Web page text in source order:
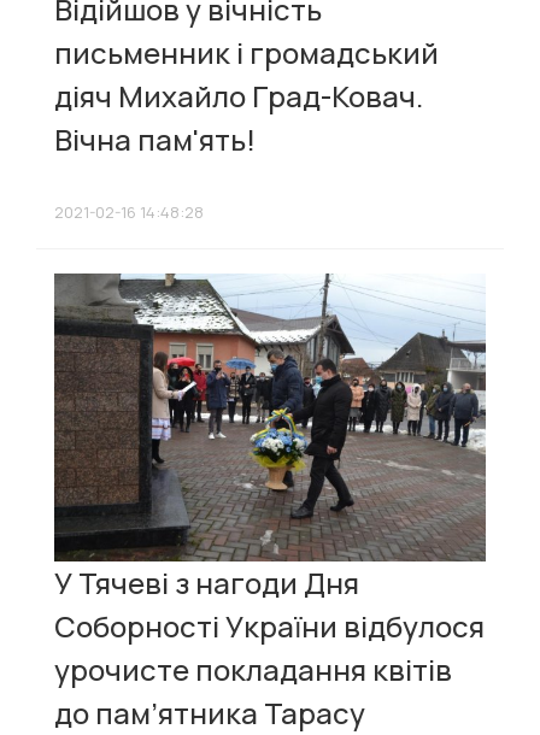
Відійшов у вічність
письменник і громадський
діяч Михайло Град-Ковач.
Вічна пам'ять!
2021-02-16 14:48:28
У Тячеві з нагоди Дня
Соборності України відбулося
урочисте покладання квітів
до пам’ятника Тарасу